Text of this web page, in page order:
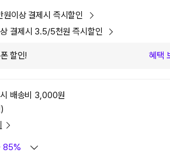
이상 결제시 즉시할인
결제시 3.5/5천원 즉시할인
할인! 혜택
배송비 3,000원
85%